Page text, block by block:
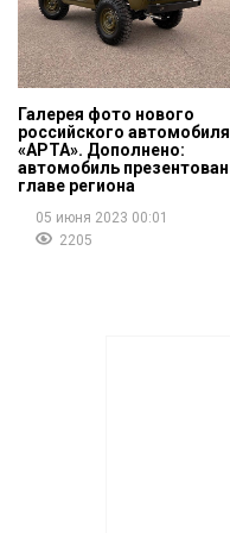
Галерея фото нового
российского автомобиля
«АРТА». Дополнено:
автомобиль презентован
главе региона
05 июня 2023 00:01
2205